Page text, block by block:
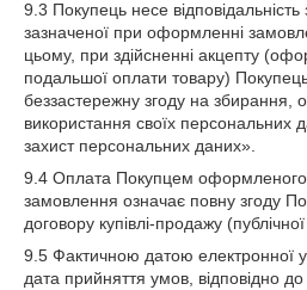
9.3 Покупець несе відповідальність
зазначеної при оформленні
цьому, при здійсненні акцепту
подальшої оплати товару)
беззастережну згоду на збирання,
використання своїх персональних
захист персональних даних».
9.4 Оплата Покупцем оформленого
замовлення означає повну згоду
договору купівлі-продажу
9.5 Фактичною датою електронної
дата прийняття умов, відповідно